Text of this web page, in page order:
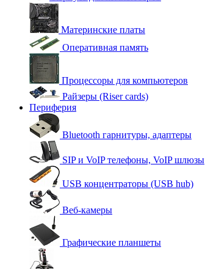
Материнские платы
Оперативная память
Процессоры для компьютеров
Райзеры (Riser cards)
Периферия
Bluetooth гарнитуры, адаптеры
SIP и VoIP телефоны, VoIP шлюзы
USB концентраторы (USB hub)
Веб-камеры
Графические планшеты